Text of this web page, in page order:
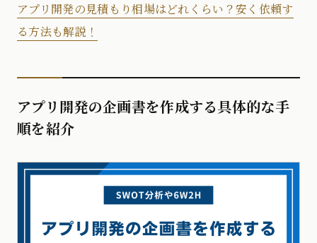
アプリ開発の見積もり相場はどれくらい？安く依頼す
る方法も解説！
アプリ開発の企画書を作成する具体的な手
順を紹介